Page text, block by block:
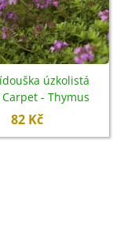
úzkolistá
- Thymus
- semena - 0,03 g
82 Kč